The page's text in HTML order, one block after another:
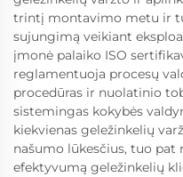
trintį montavimo metu ir
sujungimą veikiant
įmonė palaiko ISO
reglamentuoja procesų
procedūras ir nuolatinio
sistemingas kokybės
kiekvienas geležinkelių
našumo lūkesčius, tuo pat
efektyvumą geležinkelių